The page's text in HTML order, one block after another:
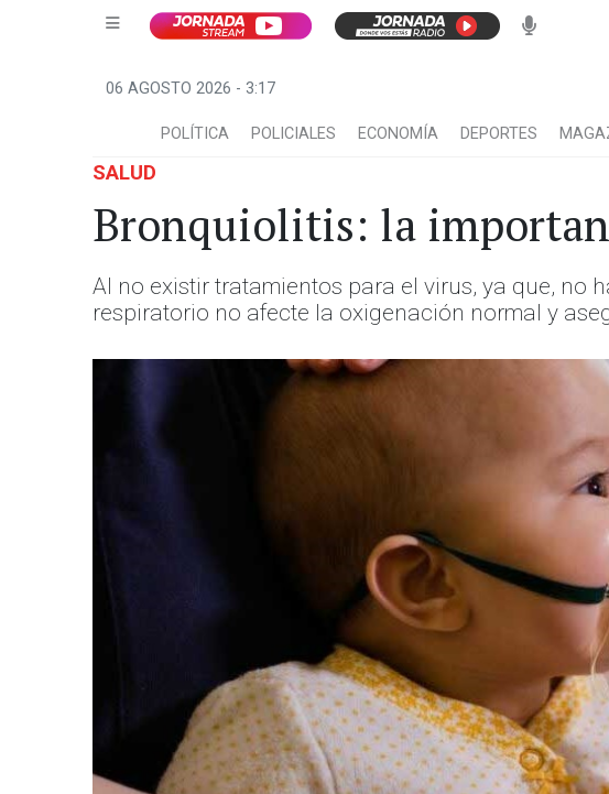
06 AGOSTO 2026 - 3:17
POLÍTICA POLICIALES ECONOMÍA DEPORTES
SALUD
Bronquiolitis: la
Al no existir tratamientos para el virus, ya que, no
respiratorio no afecte la oxigenación normal y